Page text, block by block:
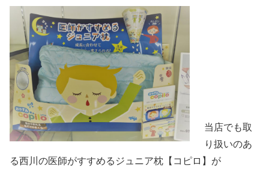
当店でも取
り扱いのあ
る西川の医師がすすめるジュニア枕【コピロ】が